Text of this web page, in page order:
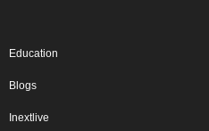
Education
Blogs
Inextlive